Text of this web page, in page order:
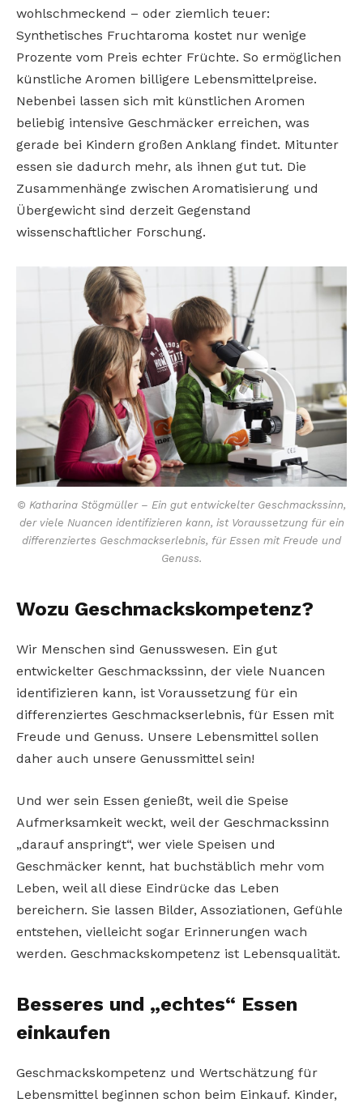
wohlschmeckend – oder ziemlich teuer:
Synthetisches Fruchtaroma kostet nur wenige
Prozente vom Preis echter Früchte. So ermöglichen
künstliche Aromen billigere Lebensmittelpreise.
Nebenbei lassen sich mit künstlichen Aromen
beliebig intensive Geschmäcker erreichen, was
gerade bei Kindern großen Anklang findet. Mitunter
essen sie dadurch mehr, als ihnen gut tut. Die
Zusammenhänge zwischen Aromatisierung und
Übergewicht sind derzeit Gegenstand
wissenschaftlicher Forschung.
© Katharina Stögmüller – Ein gut entwickelter Geschmackssinn,
der viele Nuancen identifizieren kann, ist Voraussetzung für ein
differenziertes Geschmackserlebnis, für Essen mit Freude und
Genuss.
Wozu Geschmackskompetenz?
Wir Menschen sind Genusswesen. Ein gut
entwickelter Geschmackssinn, der viele Nuancen
identifizieren kann, ist Voraussetzung für ein
differenziertes Geschmackserlebnis, für Essen mit
Freude und Genuss. Unsere Lebensmittel sollen
daher auch unsere Genussmittel sein!
Und wer sein Essen genießt, weil die Speise
Aufmerksamkeit weckt, weil der Geschmackssinn
„darauf anspringt“, wer viele Speisen und
Geschmäcker kennt, hat buchstäblich mehr vom
Leben, weil all diese Eindrücke das Leben
bereichern. Sie lassen Bilder, Assoziationen, Gefühle
entstehen, vielleicht sogar Erinnerungen wach
werden. Geschmackskompetenz ist Lebensqualität.
Besseres und „echtes“ Essen
einkaufen
Geschmackskompetenz und Wertschätzung für
Lebensmittel beginnen schon beim Einkauf. Kinder,